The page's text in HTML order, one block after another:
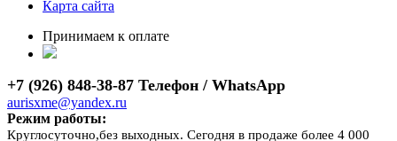
Карта сайта
Принимаем к оплате
+7 (926) 848-38-87 Телефон / WhatsApp
aurisxme@yandex.ru
Режим работы:
Круглосуточно,без выходных. Сегодня в продаже более 4 000